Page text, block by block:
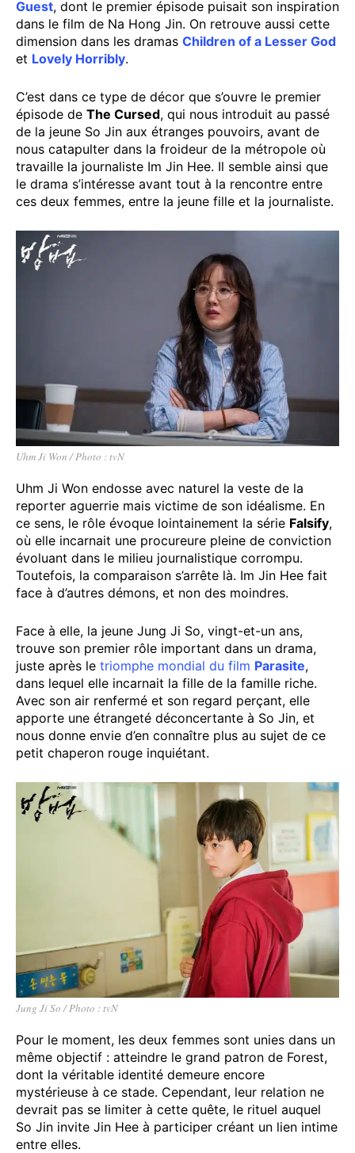
Guest, dont le premier épisode puisait son inspiration
dans le film de Na Hong Jin. On retrouve aussi cette
dimension dans les dramas Children of a Lesser God
et Lovely Horribly.
C’est dans ce type de décor que s’ouvre le premier
épisode de The Cursed, qui nous introduit au passé
de la jeune So Jin aux étranges pouvoirs, avant de
nous catapulter dans la froideur de la métropole où
travaille la journaliste Im Jin Hee. Il semble ainsi que
le drama s’intéresse avant tout à la rencontre entre
ces deux femmes, entre la jeune fille et la journaliste.
Uhm Ji Won / Photo : tvN
Uhm Ji Won endosse avec naturel la veste de la
reporter aguerrie mais victime de son idéalisme. En
ce sens, le rôle évoque lointainement la série Falsify,
où elle incarnait une procureure pleine de conviction
évoluant dans le milieu journalistique corrompu.
Toutefois, la comparaison s’arrête là. Im Jin Hee fait
face à d’autres démons, et non des moindres.
Face à elle, la jeune Jung Ji So, vingt-et-un ans,
trouve son premier rôle important dans un drama,
juste après le triomphe mondial du film Parasite,
dans lequel elle incarnait la fille de la famille riche.
Avec son air renfermé et son regard perçant, elle
apporte une étrangeté déconcertante à So Jin, et
nous donne envie d’en connaître plus au sujet de ce
petit chaperon rouge inquiétant.
Jung Ji So / Photo : tvN
Pour le moment, les deux femmes sont unies dans un
même objectif : atteindre le grand patron de Forest,
dont la véritable identité demeure encore
mystérieuse à ce stade. Cependant, leur relation ne
devrait pas se limiter à cette quête, le rituel auquel
So Jin invite Jin Hee à participer créant un lien intime
entre elles.